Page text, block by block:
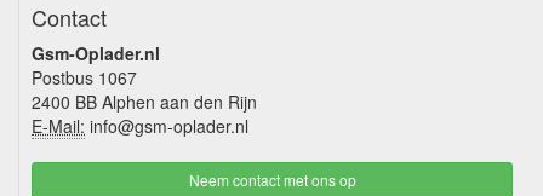
Contact
Gsm-Oplader.nl
Postbus 1067
2400 BB Alphen aan den Rijn
E-Mail: info@gsm-oplader.nl
Neem contact met ons op